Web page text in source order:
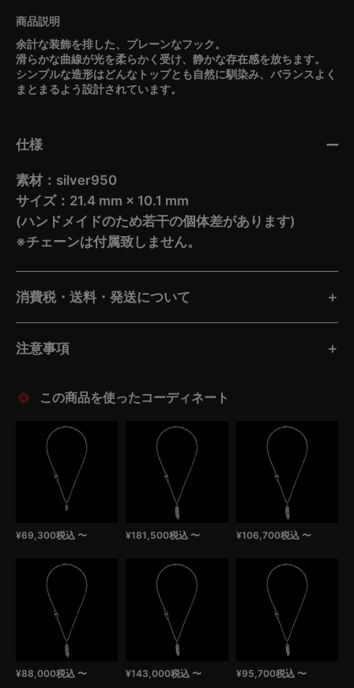
余計な装飾を排した、プレーンなフック。
滑らかな曲線が光を柔らかく受け、静かな存在感を放ちます。
シンプルな造形はどんなトップとも自然に馴染み、バランスよく
まとまるよう設計されています。
仕様
素材：silver950
サイズ：21.4 mm × 10.1 mm
(ハンドメイドのため若干の個体差があります)
※チェーンは付属致しません。
消費税・送料・発送について
注意事項
この商品を使ったコーディネート
¥69,300税込 〜 ¥181,500税込 〜 ¥106,700税込 〜
¥88,000税込 〜 ¥143,000税込 〜 ¥95,700税込 〜